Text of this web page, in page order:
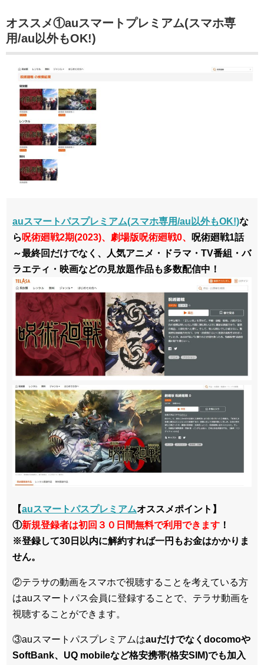
オススメ①auスマートプレミアム(スマホ専
用/au以外もOK!)
auスマートパスプレミアム(スマホ専用/au以外もOK!)な
ら 呪術廻戦2期(2023)、劇場版呪術廻戦0、
呪術廻戦1話
～最終回だけでなく、人気アニメ・ドラマ・TV番組・バ
ラエティ・映画などの見放題作品も多数配信中！
【auスマートパスプレミアムオススメポイント】
①新規登録者は初回３０日間無料で利用できます ！
※登録して30日以内に解約すれば一円もお金はかかりま
せん。
②テラサの動画をスマホで視聴することを考えている方
はauスマートパス会員に登録することで、テラサ動画を
視聴することができます。
③auスマートパスプレミアムはauだけでなくdocomoや
SoftBank、UQ mobileなど格安携帯(格安SIM)でも加入